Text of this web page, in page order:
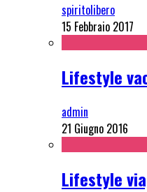
spiritolibero
15 Febbraio 2017
Lifestyle
admin
21 Giugno 2016
Lifestyle